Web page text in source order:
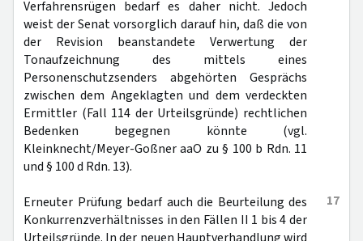
Verfahrensrügen bedarf es daher nicht. Jedoch
weist der Senat vorsorglich darauf hin, daß die von
der Revision beanstandete Verwertung der
Tonaufzeichnung des mittels eines
Personenschutzsenders abgehörten Gesprächs
zwischen dem Angeklagten und dem verdeckten
Ermittler (Fall 114 der Urteilsgründe) rechtlichen
Bedenken begegnen könnte (vgl.
Kleinknecht/Meyer-Goßner aaO zu § 100 b Rdn. 11
und § 100 d Rdn. 13).
17
Erneuter Prüfung bedarf auch die Beurteilung des
Konkurrenzverhältnisses in den Fällen II 1 bis 4 der